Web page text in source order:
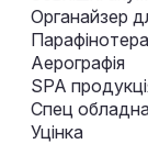
Органайзер
Аерографія
SPA
Спец
Уцінка